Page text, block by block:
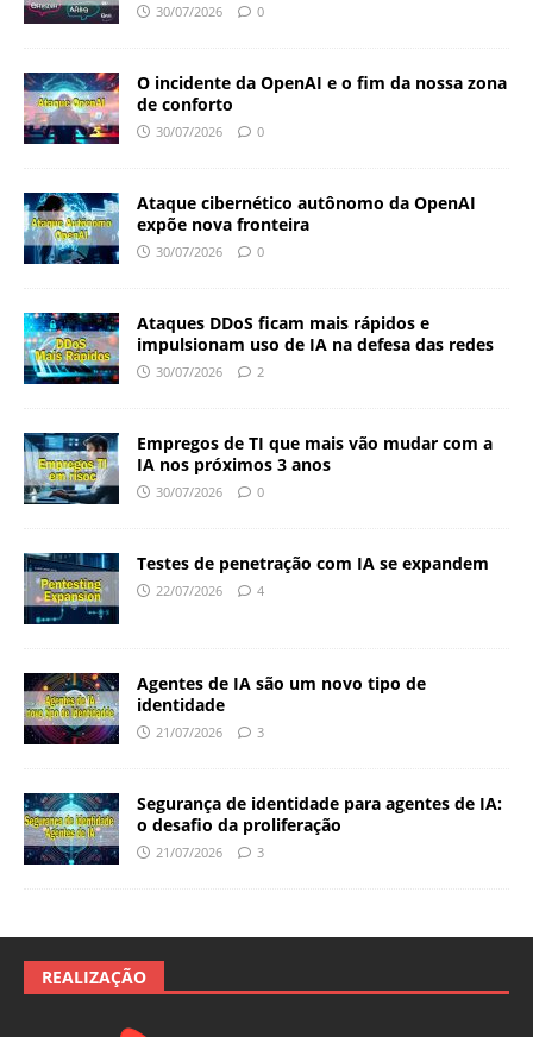
30/07/2026 0
O incidente da OpenAI e o fim da nossa zona
de conforto
30/07/2026 0
Ataque cibernético autônomo da OpenAI
expõe nova fronteira
30/07/2026 0
Ataques DDoS ficam mais rápidos e
impulsionam uso de IA na defesa das redes
30/07/2026 2
Empregos de TI que mais vão mudar com a
IA nos próximos 3 anos
30/07/2026 0
Testes de penetração com IA se expandem
22/07/2026 4
Agentes de IA são um novo tipo de
identidade
21/07/2026 3
Segurança de identidade para agentes de IA:
o desafio da proliferação
21/07/2026 3
REALIZAÇÃO